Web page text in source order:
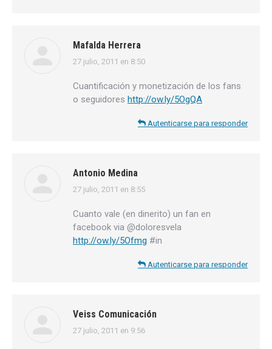
Mafalda Herrera
dice:
27 julio, 2011 en 8:50
Cuantificación y monetización de los fans
o seguidores http://ow.ly/5OgQA
Autenticarse para responder
Antonio Medina
dice:
27 julio, 2011 en 8:55
Cuanto vale (en dinerito) un fan en
facebook via @doloresvela
http://ow.ly/5Ofmg #in
Autenticarse para responder
Veiss Comunicación
dice:
27 julio, 2011 en 9:56